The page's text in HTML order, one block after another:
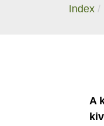
Index
A